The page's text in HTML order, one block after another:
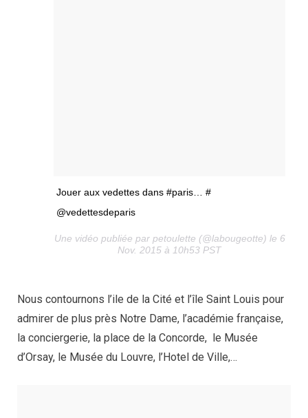
Jouer aux vedettes dans #paris… #
@vedettesdeparis
Une vidéo publiée par petoulette (@labougeotte) le 6
Nov. 2015 à 10h53 PST
Nous contournons l’ile de la Cité et l’île Saint Louis pour
admirer de plus près Notre Dame, l’académie française,
la conciergerie, la place de la Concorde, le Musée
d’Orsay, le Musée du Louvre, l’Hotel de Ville,…